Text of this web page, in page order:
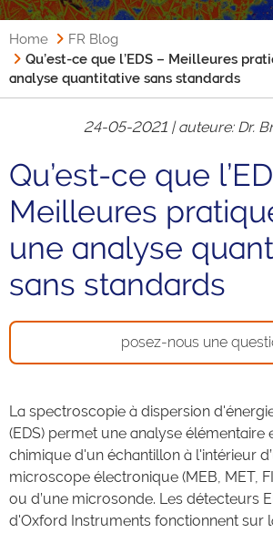
Contact
Home
FR Blog
Qu’est-ce que l’EDS – Meilleures
analyse quantitative sans standards
24-05-2021 |auteure: Dr.
Qu’est-ce que
Meilleures
une analyse
sans standards
posez-nous une
La spectroscopie à dispersion
(EDS) permet une analyse élémentaire
chimique d'un échantillon à l'intérieur
microscope électronique (MEB, MET,
ou d’une microsonde. Les détecteurs
d'Oxford Instruments fonctionnent sur